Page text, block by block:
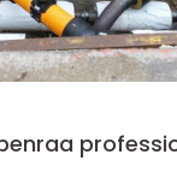
hjælp til